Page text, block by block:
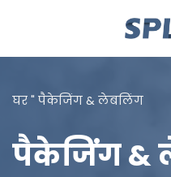
घर " पैकेजिंग & लेबलिंग
पैकेजिंग &